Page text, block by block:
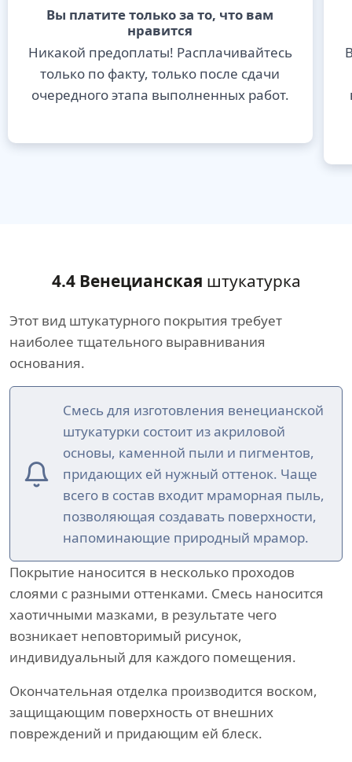
Вы платите только за то, что вам
нравится
Никакой предоплаты! Расплачивайтесь
только по факту, только после сдачи
очередного этапа выполненных работ.
4.4 Венецианская штукатурка
Этот вид штукатурного покрытия требует
наиболее тщательного выравнивания
основания.
Смесь для изготовления венецианской
штукатурки состоит из акриловой
основы, каменной пыли и пигментов,
придающих ей нужный оттенок. Чаще
всего в состав входит мраморная пыль,
позволяющая создавать поверхности,
напоминающие природный мрамор.
Покрытие наносится в несколько проходов
слоями с разными оттенками. Смесь наносится
хаотичными мазками, в результате чего
возникает неповторимый рисунок,
индивидуальный для каждого помещения.
Окончательная отделка производится воском,
защищающим поверхность от внешних
повреждений и придающим ей блеск.